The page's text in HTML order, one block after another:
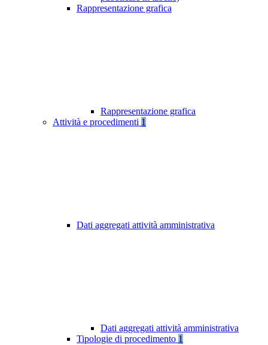
Rappresentazione grafica
Rappresentazione grafica
Attività e procedimenti 1
Dati aggregati attività amministrativa
Dati aggregati attività amministrativa
Tipologie di procedimento 1